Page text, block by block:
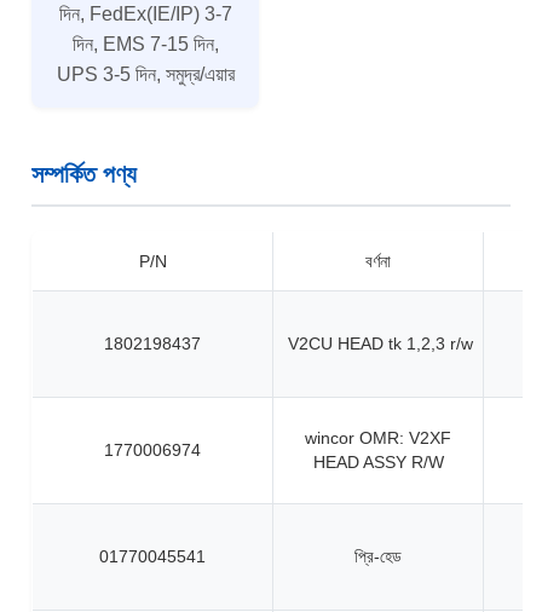
দিন, FedEx(IE/IP) 3-7
দিন, EMS 7-15 দিন,
UPS 3-5 দিন, সমুদ্র/এয়ার
সম্পর্কিত পণ্য
P/N বর্ণনা
1802198437 V2CU HEAD tk 1,2,3 r/w
1770006974
wincor OMR: V2XF
HEAD ASSY R/W
01770045541 প্রি-হেড